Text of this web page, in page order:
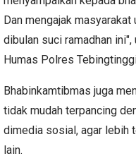
Dan mengajak
dibulan suci ramadhan
Humas Polres
Bhabinkamtibmas juga
tidak mudah terpancing
dimedia sosial, agar lebih
lain.